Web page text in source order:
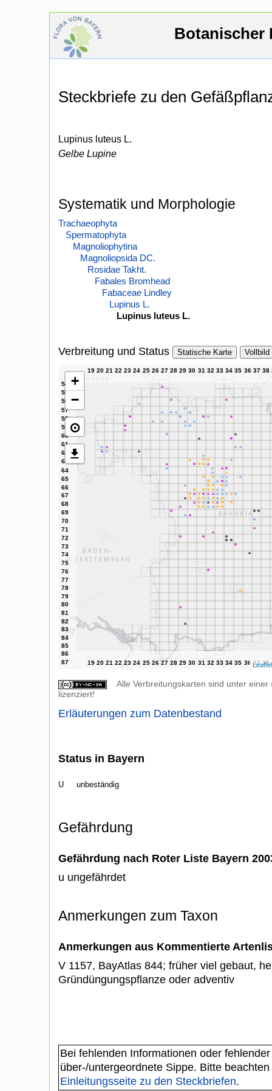
Botanischer
Steckbriefe zu den
Lupinus luteus L.
Gelbe Lupine
Systematik und Morphologie
Trachaeophyta
Spermatophyta
Magnoliophytina
Magnoliopsida DC.
Rosidae Takht.
Fabales Bromhead
Fabaceae Lindley
Lupinus L.
Lupinus luteus L.
Verbreitung und Status Statische Karte Vollbild
+
−
⊙
Leaflet
Alle Verbreitungskarten sind unter einer
lizenziert!
Erläuterungen zum Datenbestand
Status in Bayern
U unbeständig
Gefährdung
Gefährdung nach Roter Liste Bayern
u ungefährdet
Anmerkungen zum Taxon
Anmerkungen aus Kommentierte
V 1157, BayAtlas 844; früher viel gebaut,
Gründüngungspflanze oder adventiv
Bei fehlenden Informationen oder
über-/untergeordnete Sippe. Bitte
Einleitungsseite zu den Steckbriefen.